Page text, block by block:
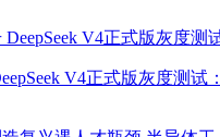
V4正式版灰度测试